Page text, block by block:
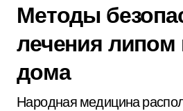
Методы
лечения липом
дома
Народная медицина